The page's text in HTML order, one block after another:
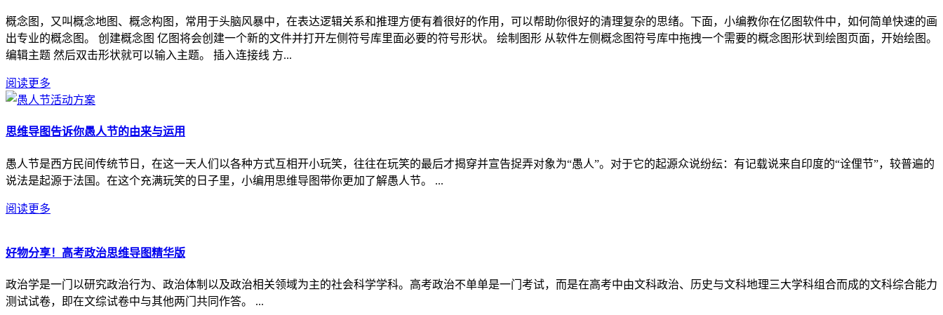
概念图，又叫概念地图、概念构图，常用于头脑风暴中，在表达逻辑关系和推理方便有着很好的作用，可以帮助你很好的清理复杂的思绪。下面，小编教你在亿图软件中，如何简单快速的画
出专业的概念图。 创建概念图 亿图将会创建一个新的文件并打开左侧符号库里面必要的符号形状。 绘制图形 从软件左侧概念图符号库中拖拽一个需要的概念图形状到绘图页面，开始绘图。
编辑主题 然后双击形状就可以输入主题。 插入连接线 方...
阅读更多
思维导图告诉你愚人节的由来与运用
愚人节是西方民间传统节日，在这一天人们以各种方式互相开小玩笑，往往在玩笑的最后才揭穿并宣告捉弄对象为“愚人”。对于它的起源众说纷纭：有记载说来自印度的“诠俚节”，较普遍的
说法是起源于法国。在这个充满玩笑的日子里，小编用思维导图带你更加了解愚人节。 ...
阅读更多
好物分享！高考政治思维导图精华版
政治学是一门以研究政治行为、政治体制以及政治相关领域为主的社会科学学科。高考政治不单单是一门考试，而是在高考中由文科政治、历史与文科地理三大学科组合而成的文科综合能力
测试试卷，即在文综试卷中与其他两门共同作答。 ...